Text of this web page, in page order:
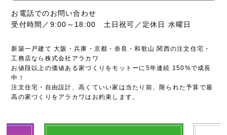
お電話でのお問い合わせ
受付時間／9:00～18:00 土日祝可／定休日 水曜日
新築一戸建て 大阪・兵庫・京都・奈良・和歌山 関西の注文住宅・
工務店なら株式会社アラカワ
お値段以上の価値ある家づくりをモットーに5年連続 150%で成長
中！
注文住宅・自由設計、高くていい家は当たり前、限られた予算で最
高の家づくりをアラカワはお約束します。